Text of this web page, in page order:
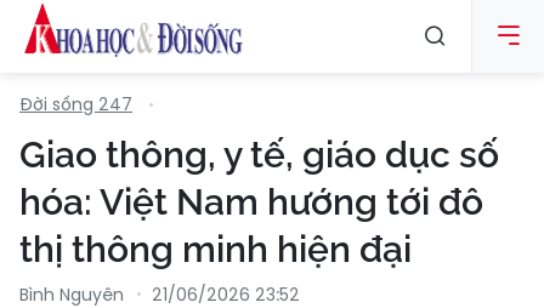
Đời sống 247
Giao thông, y tế, giáo dục số
hóa: Việt Nam hướng tới đô
thị thông minh hiện đại
Bình Nguyên 21/06/2026 23:52